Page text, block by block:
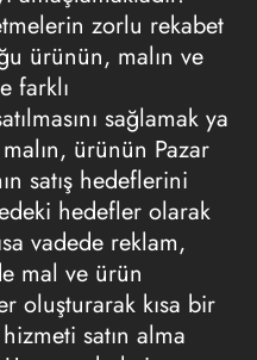
zorlu rekabet
ürünün, malın ve
farklı
sağlamak ya
ürünün Pazar
satış hedeflerini
hedefler olarak
vadede reklam,
mal ve ürün
oluşturarak kısa bir
satın alma